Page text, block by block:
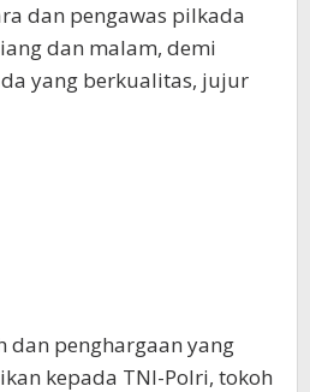
dan pengawas pilkada
dan malam, demi
yang berkualitas, jujur
dan penghargaan yang
kepada TNI-Polri, tokoh